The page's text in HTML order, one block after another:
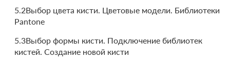
5.2Выбор цвета кисти. Цветовые модели. Библиотеки
Pantone
5.3Выбор формы кисти. Подключение библиотек
кистей. Создание новой кисти